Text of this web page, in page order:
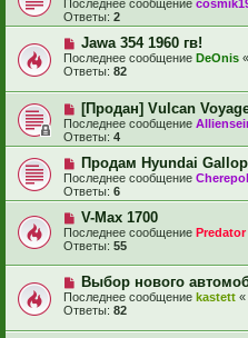
Последнее сообщение
Ответы: 2
Jawa 354 1960 гв!
Последнее сообщение DeOnis «
Ответы: 82
[Продан] Vulcan
Последнее сообщение
Ответы: 4
Продам Hyundai
Последнее сообщение
Ответы: 6
V-Max 1700
Последнее сообщение Predator
Ответы: 55
Выбор нового
Последнее сообщение kastett «
Ответы: 82